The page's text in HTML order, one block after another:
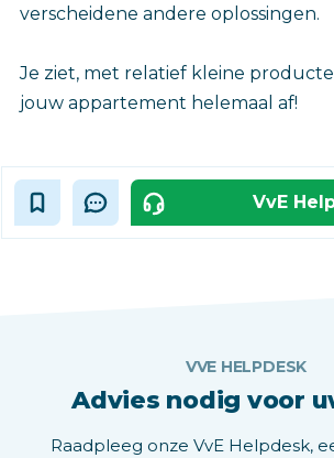
verscheidene andere oplossingen.
Je ziet, met relatief kleine
jouw appartement helemaal af!
VvE
VVE HELPDESK
Advies nodig voor
Raadpleeg onze VvE Helpdesk,